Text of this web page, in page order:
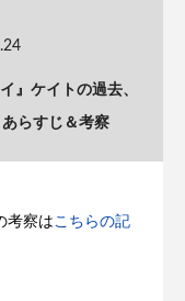
』ケイトの過去、
らすじ＆考察
考察はこちらの記